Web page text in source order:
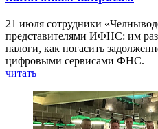
21 июля сотрудники
представителями ИФНС: им
налоги, как погасить
цифровыми сервисами ФНС.
читать